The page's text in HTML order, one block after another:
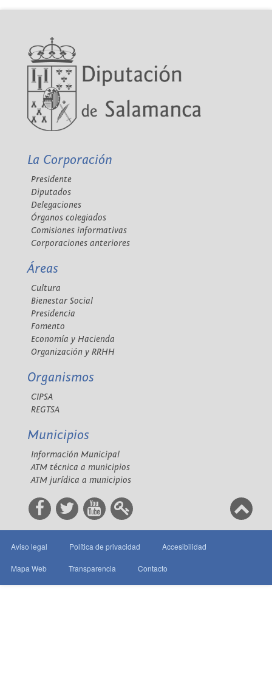
La Corporación
Presidente
Diputados
Delegaciones
Órganos colegiados
Comisiones informativas
Corporaciones anteriores
Áreas
Cultura
Bienestar Social
Presidencia
Fomento
Economía y Hacienda
Organización y RRHH
Organismos
CIPSA
REGTSA
Municipios
Información Municipal
ATM técnica a municipios
ATM jurídica a municipios
Aviso legal Política de privacidad Accesibilidad
Mapa Web Transparencia Contacto